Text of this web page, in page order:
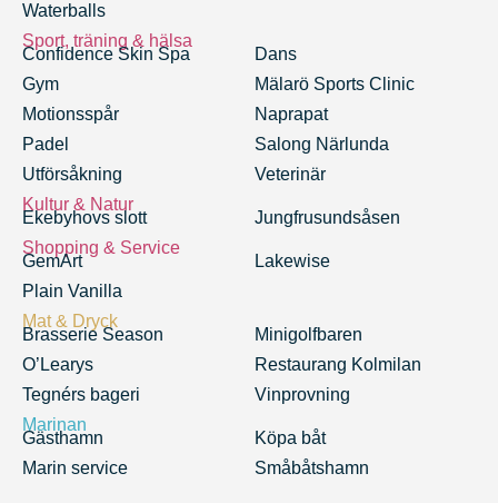
Waterballs
Sport, träning & hälsa
Confidence Skin Spa
Dans
Gym
Mälarö Sports Clinic
Motionsspår
Naprapat
Padel
Salong Närlunda
Utförsåkning
Veterinär
Kultur & Natur
Ekebyhovs slott
Jungfrusundsåsen
Shopping & Service
GemArt
Lakewise
Plain Vanilla
Mat & Dryck
Brasserie Season
Minigolfbaren
O’Learys
Restaurang Kolmilan
Tegnérs bageri
Vinprovning
Marinan
Gästhamn
Köpa båt
Marin service
Småbåtshamn